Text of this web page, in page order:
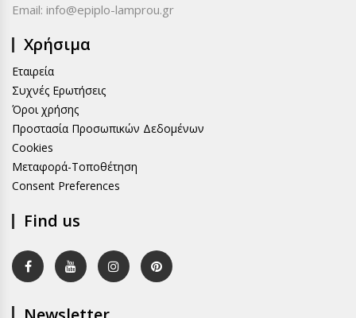
Email: info@epiplo-lamprou.gr
Χρήσιμα
Εταιρεία
Συχνές Ερωτήσεις
Όροι χρήσης
Προστασία Προσωπικών Δεδομένων
Cookies
Μεταφορά-Τοποθέτηση
Consent Preferences
Find us